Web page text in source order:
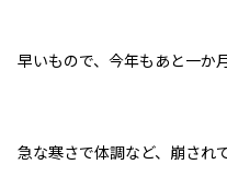
早いもので、今年もあと一か
急な寒さで体調など、崩され